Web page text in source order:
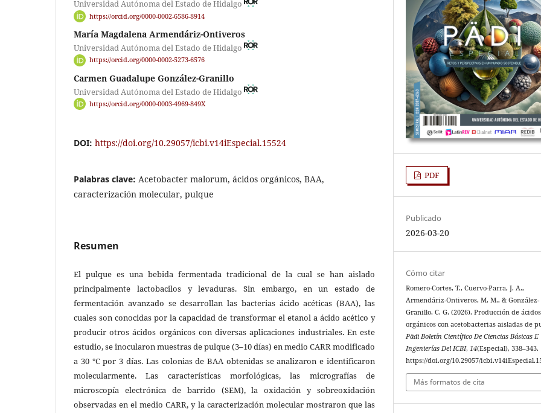
Universidad Autónoma del Estado de Hidalgo
https://orcid.org/0000-0002-6586-8914
María Magdalena Armendáriz-Ontiveros
Universidad Autónoma del Estado de Hidalgo
https://orcid.org/0000-0002-5273-6576
Carmen Guadalupe González-Granillo
Universidad Autónoma del Estado de Hidalgo
https://orcid.org/0000-0003-4969-849X
DOI: https://doi.org/10.29057/icbi.v14iEspecial.15524
Palabras clave: Acetobacter malorum, ácidos orgánicos, BAA,
caracterización molecular, pulque
Resumen
El pulque es una bebida fermentada tradicional de la cual se han aislado
principalmente lactobacilos y levaduras. Sin embargo, en un estado de
fermentación avanzado se desarrollan las bacterias ácido acéticas (BAA), las
cuales son conocidas por la capacidad de transformar el etanol a ácido acético y
producir otros ácidos orgánicos con diversas aplicaciones industriales. En este
estudio, se inocularon muestras de pulque (3–10 días) en medio CARR modificado
a 30 °C por 3 días. Las colonias de BAA obtenidas se analizaron e identificaron
molecularmente. Las características morfológicas, las micrografías de
microscopía electrónica de barrido (SEM), la oxidación y sobreoxidación
observadas en el medio CARR, y la caracterización molecular mostraron que las
PDF
Publicado
2026-03-20
Cómo citar
Romero-Cortes, T., Cuervo-Parra, J. A.,
Armendáriz-Ontiveros, M. M., & González-
Granillo, C. G. (2026). Producción de ácidos
orgánicos con acetobacterias aisladas de
Pädi Boletín Científico De Ciencias Básicas E
Ingenierías Del ICBI,14(Especial), 338–343.
https://doi.org/10.29057/
Más formatos de cita